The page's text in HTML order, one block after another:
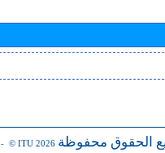
- © ITU 2026 الحقوق محفوظة